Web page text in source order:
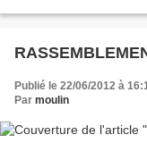
Publié le 22/06/2012 à
Par moulin